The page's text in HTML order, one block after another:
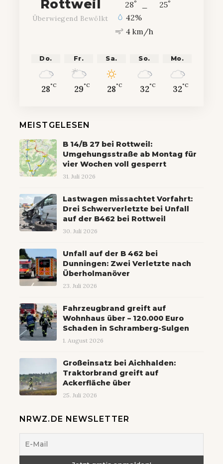
Rottweil
Überwiegend Bewölkt
28° 25°
42%
4 km/h
Do.
28°C
Fr.
29°C
Sa.
28°C
So.
32°C
Mo.
32°C
MEISTGELESEN
B 14/B 27 bei Rottweil:
Umgehungsstraße ab Montag für
vier Wochen voll gesperrt
31. Juli 2026
Lastwagen missachtet Vorfahrt:
Drei Schwerverletzte bei Unfall
auf der B462 bei Rottweil
30. Juli 2026
Unfall auf der B 462 bei
Dunningen: Zwei Verletzte nach
Überholmanöver
23. Juli 2026
Fahrzeugbrand greift auf
Wohnhaus über – 120.000 Euro
Schaden in Schramberg-Sulgen
1. August 2026
Großeinsatz bei Aichhalden:
Traktorbrand greift auf
Ackerfläche über
25. Juli 2026
NRWZ.DE NEWSLETTER